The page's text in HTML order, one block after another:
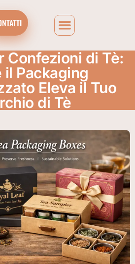
Confezioni di Tè:
il Packaging
Eleva il Tuo
di Tè